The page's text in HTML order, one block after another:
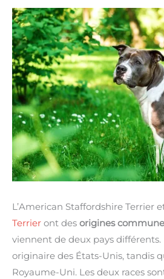
L’American Staffordshire Terrier
Terrier ont des origines
viennent de deux pays différents.
originaire des États-Unis, tandis
Royaume-Uni. Les deux races